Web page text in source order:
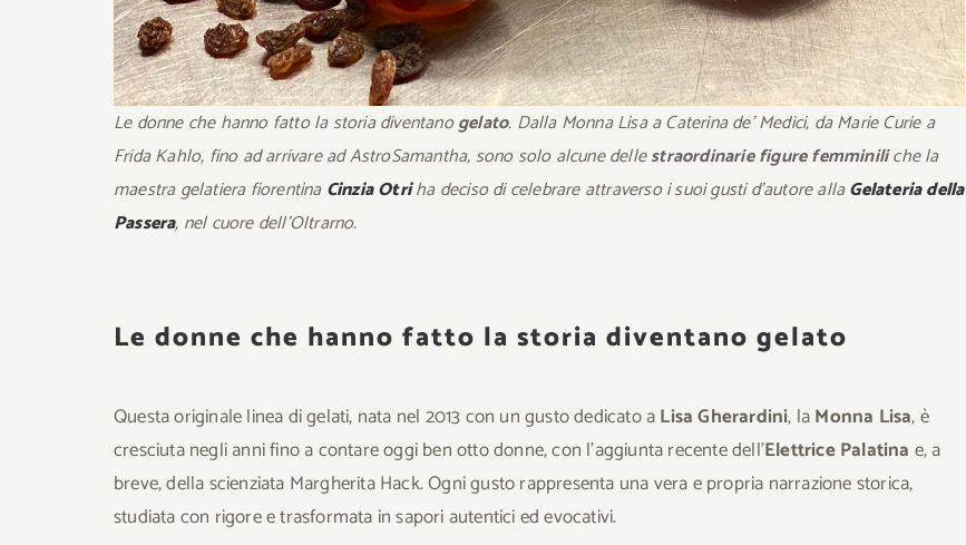
Le donne che hanno fatto la storia diventanogelato. Dalla Monna Lisa a Caterina de’ Medici, da Marie Curie a
Frida Kahlo, fino ad arrivare ad AstroSamantha, sono solo alcune dellestraordinarie figure femminiliche la
maestra gelatiera fiorentinaCinzia Otriha deciso di celebrare attraverso i suoi gusti d’autore allaGelateria della
Passera, nel cuore dell’Oltrarno.
Le donne che hanno fatto la storia diventano gelato
Questa originale linea di gelati, nata nel 2013 con un gusto dedicato aLisa Gherardini, laMonna Lisa, è
cresciuta negli anni fino a contare oggi ben otto donne, con l’aggiunta recente dell’Elettrice Palatina e, a
breve, della scienziata Margherita Hack. Ogni gusto rappresenta una vera e propria narrazione storica,
studiata con rigore e trasformata in sapori autentici ed evocativi.